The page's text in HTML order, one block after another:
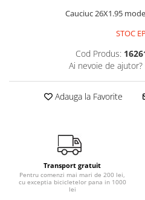
Reflectorizante
Suporturi auto
Mansoane & Ghidoline
Pinioane
Saboti si placute
Schimbatoare fata
Cauciuc 26X1.95
STOC
Cod Produs:
Ai nevoie de ajutor?
Adauga la Favorite
Transport gratuit
Pentru comenzi mai mari de 200 lei,
cu exceptia bicicletelor pana in 1000
lei